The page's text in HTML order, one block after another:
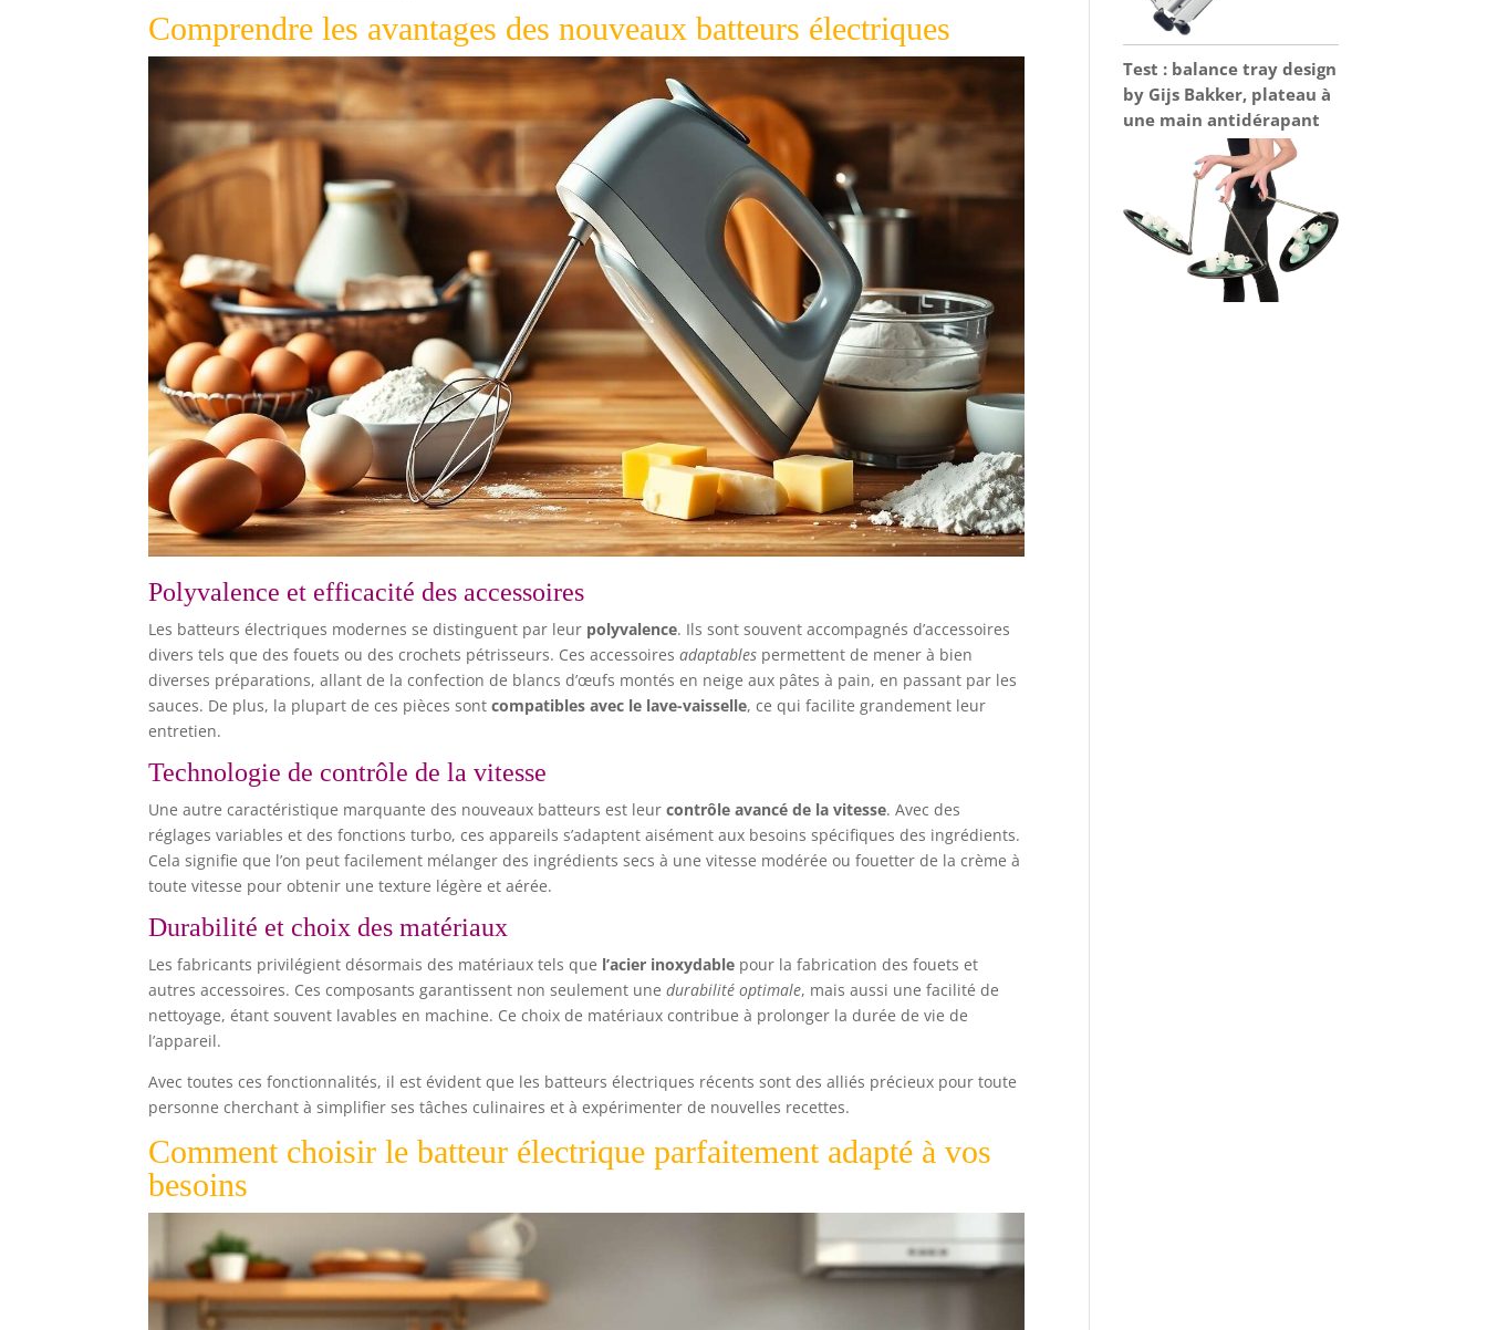
Comprendre les avantages des nouveaux batteurs électriques
Polyvalence et efficacité des accessoires
Les batteurs électriques modernes se distinguent par leur polyvalence. Ils sont souvent accompagnés d’accessoires
divers tels que des fouets ou des crochets pétrisseurs. Ces accessoiresadaptables permettent de mener à bien
diverses préparations, allant de la confection de blancs d’œufs montés en neige aux pâtes à pain, en passant par les
sauces. De plus, la plupart de ces pièces sontcompatibles avec le lave-vaisselle, ce qui facilite grandement leur
entretien.
Technologie de contrôle de la vitesse
Une autre caractéristique marquante des nouveaux batteurs est leurcontrôle avancé de la vitesse. Avec des
réglages variables et des fonctions turbo, ces appareils s’adaptent aisément aux besoins spécifiques des ingrédients.
Cela signifie que l’on peut facilement mélanger des ingrédients secs à une vitesse modérée ou fouetter de la crème à
toute vitesse pour obtenir une texture légère et aérée.
Durabilité et choix des matériaux
Les fabricants privilégient désormais des matériaux tels que l’acier inoxydable pour la fabrication des fouets et
autres accessoires. Ces composants garantissent non seulement unedurabilité optimale, mais aussi une facilité de
nettoyage, étant souvent lavables en machine. Ce choix de matériaux contribue à prolonger la durée de vie de
l’appareil.
Avec toutes ces fonctionnalités, il est évident que les batteurs électriques récents sont des alliés précieux pour toute
personne cherchant à simplifier ses tâches culinaires et à expérimenter de nouvelles recettes.
Comment choisir le batteur électrique parfaitement adapté à vos
besoins
Test : balance tray design
by Gijs Bakker, plateau à
une main antidérapant